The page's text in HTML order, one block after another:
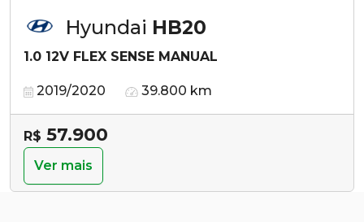
Hyundai HB20
1.0 12V FLEX SENSE MANUAL
2019/2020 39.800 km
R$ 57.900
Ver mais